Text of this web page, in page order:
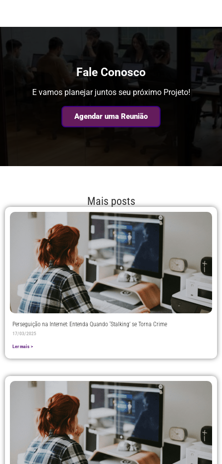
Fale Conosco
E vamos planejar juntos seu próximo Projeto!
Agendar uma Reunião
Mais posts
Perseguição na Internet: Entenda Quando ‘Stalking’ se Torna Crime
17/03/2025
Ler mais >